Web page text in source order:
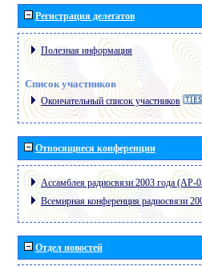
Регистрация делегатов
Полезная информация
Список участников
Окончательный список участников
Относящиеся конференции
Ассамблея радиосвязи 2003 года (АР-
Всемирная конференция радиосвязи
Отдел новостей